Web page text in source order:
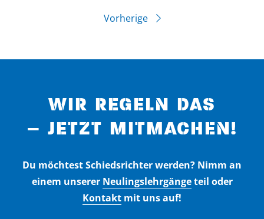
Vorherige
WIR REGELN DAS
– JETZT MITMACHEN!
Du möchtest Schiedsrichter werden? Nimm an
einem unserer Neulingslehrgängeteil oder
Kontakt mit uns auf!